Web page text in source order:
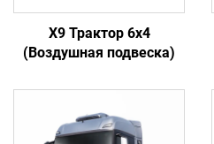
X9 Трактор 6x4
(Воздушная подвеска)